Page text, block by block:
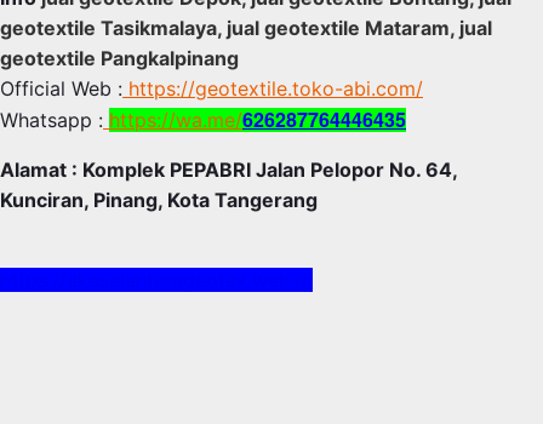
geotextile Tasikmalaya, jual geotextile Mataram, jual
geotextile Pangkalpinang
Official Web : https://geotextile.toko-abi.com/
Whatsapp : https://wa.me/626287764446435
Alamat : Komplek PEPABRI Jalan Pelopor No. 64,
Kunciran, Pinang, Kota Tangerang